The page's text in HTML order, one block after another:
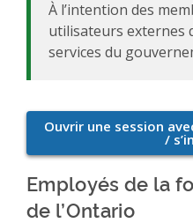
À l’intention des
utilisateurs externes
services du
Employés de la
de l’Ontario